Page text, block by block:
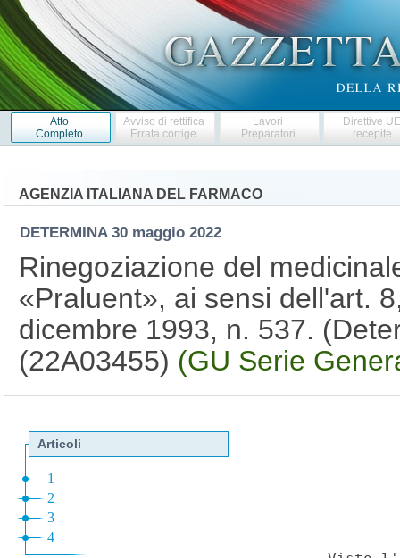
Atto
Completo
Avviso di rettifica
Errata corrige
Lavori
Preparatori
Direttive
recepite
AGENZIA ITALIANA DEL FARMACO
DETERMINA 30 maggio 2022
Rinegoziazione del
«Praluent», ai sensi dell'art.
dicembre 1993, n. 537.
(22A03455) (GU Serie